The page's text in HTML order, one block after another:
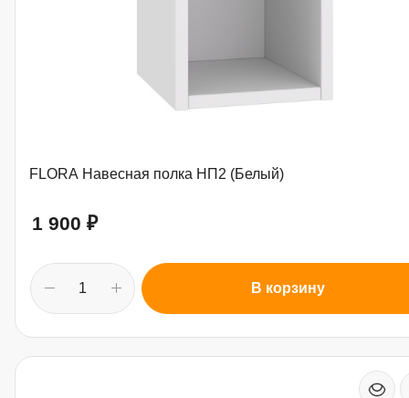
FLORA Навесная полка НП2 (Белый)
1 900 ₽
В корзину